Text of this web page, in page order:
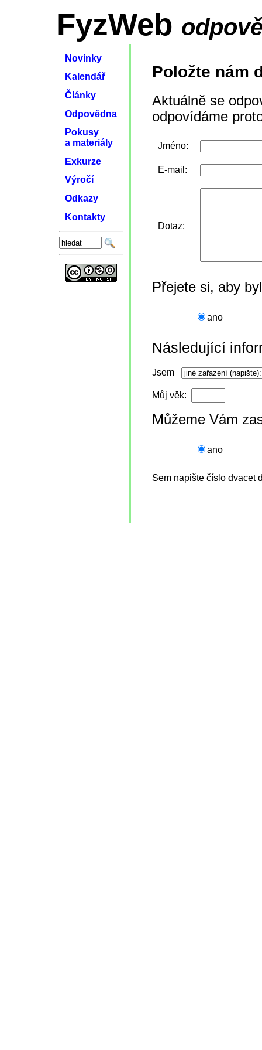
FyzWeb
Novinky
Kalendář
Články
Odpovědna
Pokusy
a materiály
Exkurze
Výročí
Odkazy
Kontakty
Položte nám
Aktuálně se
odpovídáme
Jméno:
E-mail:
Dotaz:
Přejete si, aby
ano
Následující
Jsem
Můj věk:
Můžeme Vám
ano
Sem napište číslo dvacet